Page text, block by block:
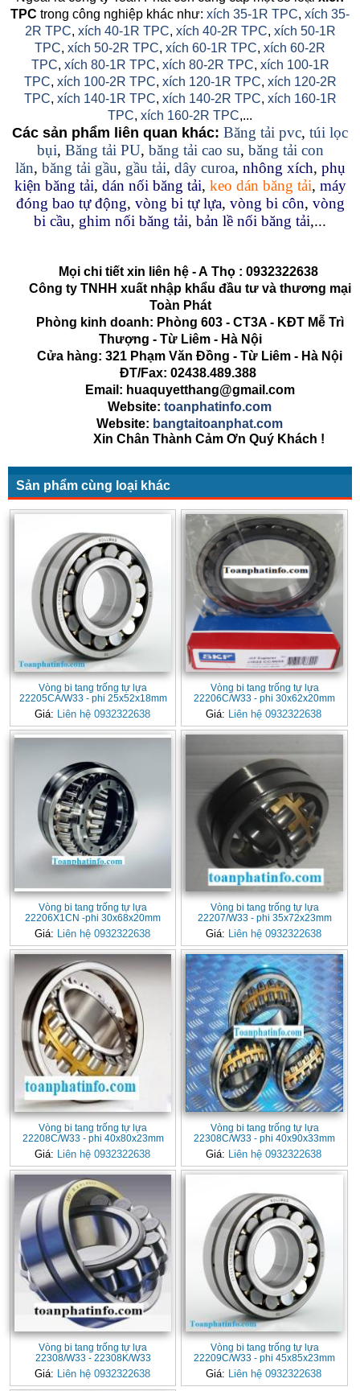
TPC trong công nghiệp khác như: xích 35-1R TPC, xích 35-
2R TPC, xích 40-1R TPC, xích 40-2R TPC, xích 50-1R
TPC, xích 50-2R TPC, xích 60-1R TPC, xích 60-2R
TPC, xích 80-1R TPC, xích 80-2R TPC, xích 100-1R
TPC, xích 100-2R TPC, xích 120-1R TPC, xích 120-2R
TPC, xích 140-1R TPC, xích 140-2R TPC, xích 160-1R
TPC, xích 160-2R TPC,...
Các sản phẩm liên quan khác: Băng tải pvc, túi lọc
bụi, Băng tải PU, băng tải cao su, băng tải con
lăn, băng tải gầu, gầu tải, dây curoa, nhông xích, phụ
kiện băng tải, dán nối băng tải, keo dán băng tải, máy
đóng bao tự động, vòng bi tự lựa, vòng bi côn, vòng
bi cầu, ghim nối băng tải, bản lề nối băng tải,...
Mọi chi tiết xin liên hệ - A Thọ : 0932322638
Công ty TNHH xuất nhập khẩu đầu tư và thương mại
Toàn Phát
Phòng kinh doanh: Phòng 603 - CT3A - KĐT Mễ Trì
Thượng - Từ Liêm - Hà Nội
Cửa hàng: 321 Phạm Văn Đồng - Từ Liêm - Hà Nội
ĐT/Fax: 02438.489.388
Email: huaquyetthang@gmail.com
Website: toanphatinfo.com
Website: bangtaitoanphat.com
Xin Chân Thành Cảm Ơn Quý Khách !
Sản phẩm cùng loại khác
Vòng bi tang trống tự lựa
22205CA/W33 - phi 25x52x18mm
Giá: Liên hệ 0932322638
Vòng bi tang trống tự lựa
22206C/W33 - phi 30x62x20mm
Giá: Liên hệ 0932322638
Vòng bi tang trống tự lựa
22206X1CN -phi 30x68x20mm
Giá: Liên hệ 0932322638
Vòng bi tang trống tự lựa
22207/W33 - phi 35x72x23mm
Giá: Liên hệ 0932322638
Vòng bi tang trống tự lựa
22208C/W33 - phi 40x80x23mm
Giá: Liên hệ 0932322638
Vòng bi tang trống tự lựa
22308C/W33 - phi 40x90x33mm
Giá: Liên hệ 0932322638
Vòng bi tang trống tự lựa
22308/W33 - 22308K/W33
Giá: Liên hệ 0932322638
Vòng bi tang trống tự lựa
22209C/W33 - phi 45x85x23mm
Giá: Liên hệ 0932322638